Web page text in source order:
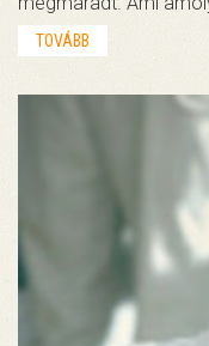
TOVÁBB